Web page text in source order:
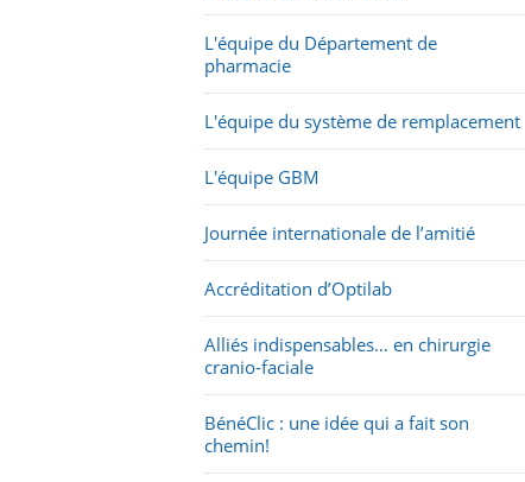
L'équipe du Département de
pharmacie
L'équipe du système de remplacement
L'équipe GBM
Journée internationale de l’amitié
Accréditation d’Optilab
Alliés indispensables… en chirurgie
cranio-faciale
BénéClic : une idée qui a fait son
chemin!